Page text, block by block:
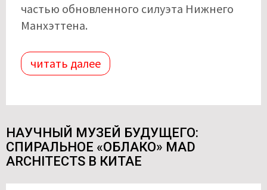
частью обновленного силуэта Нижнего
Манхэттена.
читать далее
НАУЧНЫЙ МУЗЕЙ БУДУЩЕГО:
СПИРАЛЬНОЕ «ОБЛАКО» MAD
ARCHITECTS В КИТАЕ